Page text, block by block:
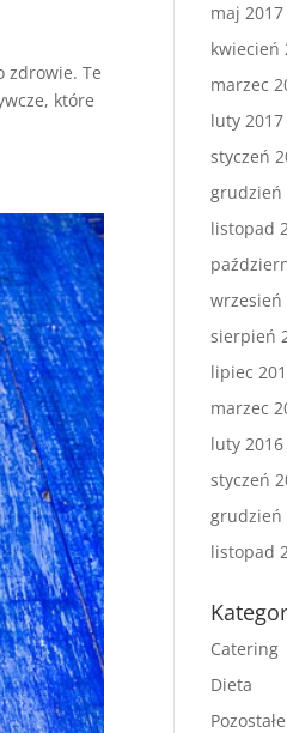
zdrowie. Te
które
maj 2017
kwiecień
marzec
luty 2017
styczeń
grudzień
listopad
wrzesień
sierpień
lipiec
marzec
luty 2016
styczeń
grudzień
listopad
Catering
Dieta
Pozostałe